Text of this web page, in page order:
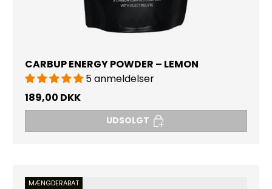
CARBUP ENERGY POWDER – LEMON
5 anmeldelser
189,00 DKK
UDSOLGT
MÆNGDERABAT